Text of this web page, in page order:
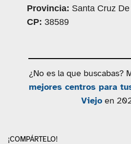
Provincia: Santa Cruz
CP: 38589
¿No es la que buscabas?
mejores centros para
Viejo en
¡COMPÁRTELO!